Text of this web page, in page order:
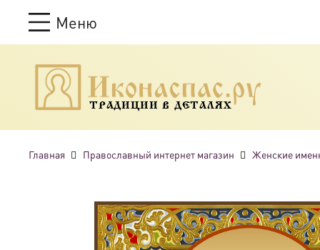
Меню
ТРАДИЦИИ В ДЕТАЛЯХ
Главная Православный интернет магазин Женские